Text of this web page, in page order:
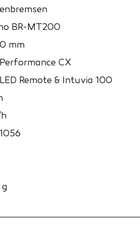
BR-MT200
mm
CX
Remote & Intuvia 100